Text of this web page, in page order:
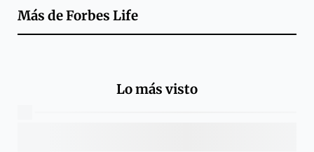
Más deForbes Life
Lo más visto